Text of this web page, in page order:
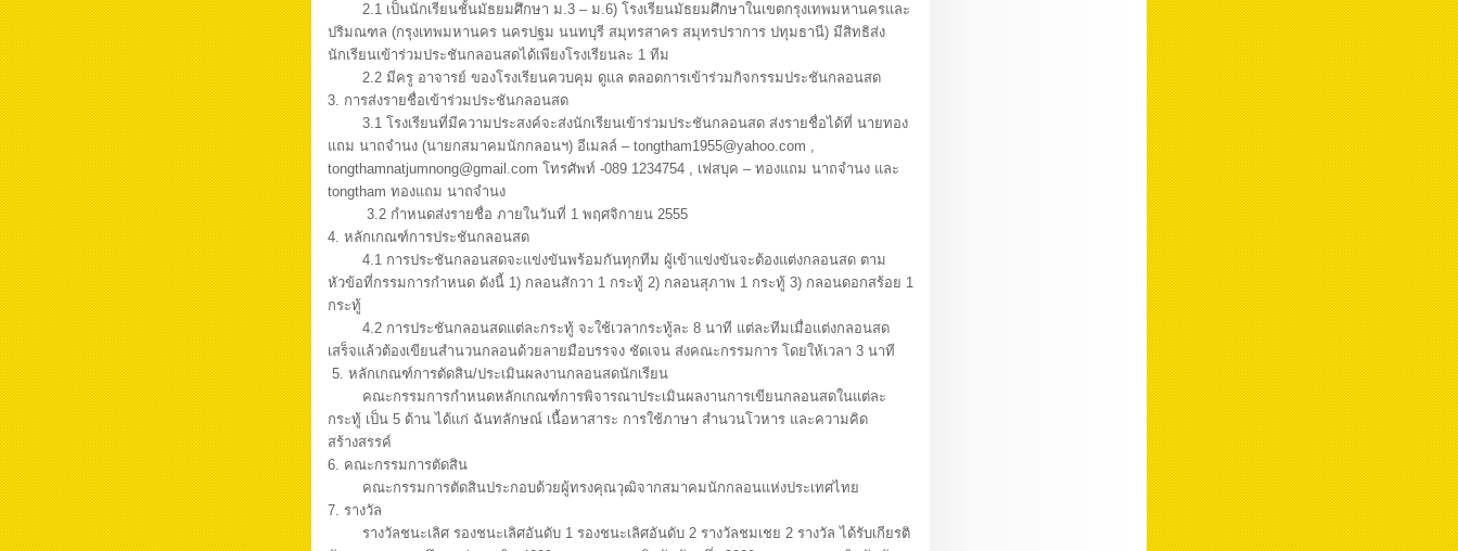
2.1 เป็นนักเรียนชั้นมัธยมศึกษา ม.3 – ม.6) โรงเรียนมัธยมศึกษาในเขตกรุงเทพมหานครและ
ปริมณฑล (กรุงเทพมหานคร นครปฐม นนทบุรี สมุทรสาคร สมุทรปราการ ปทุมธานี) มีสิทธิส่ง
นักเรียนเข้าร่วมประชันกลอนสดได้เพียงโรงเรียนละ 1 ทีม
2.2 มีครู อาจารย์ ของโรงเรียนควบคุม ดูแล ตลอดการเข้าร่วมกิจกรรมประชันกลอนสด
3. การส่งรายชื่อเข้าร่วมประชันกลอนสด
3.1 โรงเรียนที่มีความประสงค์จะส่งนักเรียนเข้าร่วมประชันกลอนสด ส่งรายชื่อได้ที่ นายทอง
แถม นาถจำนง (นายกสมาคมนักกลอนฯ) อีเมลล์ – tongtham1955@yahoo.com ,
tongthamnatjumnong@gmail.com โทรศัพท์ -089 1234754 , เฟสบุค – ทองแถม นาถจำนง และ
tongtham ทองแถม นาถจำนง
3.2 กำหนดส่งรายชื่อ ภายในวันที่ 1 พฤศจิกายน 2555
4. หลักเกณฑ์การประชันกลอนสด
4.1 การประชันกลอนสดจะแข่งขันพร้อมกันทุกทีม ผู้เข้าแข่งขันจะต้องแต่งกลอนสด ตาม
หัวข้อที่กรรมการกำหนด ดังนี้ 1) กลอนสักวา 1 กระทู้ 2) กลอนสุภาพ 1 กระทู้ 3) กลอนดอกสร้อย 1
กระทู้
4.2 การประชันกลอนสดแต่ละกระทู้ จะใช้เวลากระทู้ละ 8 นาที แต่ละทีมเมื่อแต่งกลอนสด
เสร็จแล้วต้องเขียนสำนวนกลอนด้วยลายมือบรรจง ชัดเจน ส่งคณะกรรมการ โดยให้เวลา 3 นาที
5. หลักเกณฑ์การตัดสิน/ประเมินผลงานกลอนสดนักเรียน
คณะกรรมการกำหนดหลักเกณฑ์การพิจารณาประเมินผลงานการเขียนกลอนสดในแต่ละ
กระทู้ เป็น 5 ด้าน ได้แก่ ฉันทลักษณ์ เนื้อหาสาระ การใช้ภาษา สำนวนโวหาร และความคิด
สร้างสรรค์
6. คณะกรรมการตัดสิน
คณะกรรมการตัดสินประกอบด้วยผู้ทรงคุณวุฒิจากสมาคมนักกลอนแห่งประเทศไทย
7. รางวัล
รางวัลชนะเลิศ รองชนะเลิศอันดับ 1 รองชนะเลิศอันดับ 2 รางวัลชมเชย 2 รางวัล ได้รับเกียรติ